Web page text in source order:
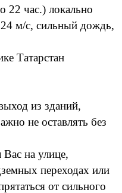
22 час.) локально
м/с, сильный дождь,
Татарстан
из зданий,
не оставлять без
Вас на улице,
переходах или
от сильного